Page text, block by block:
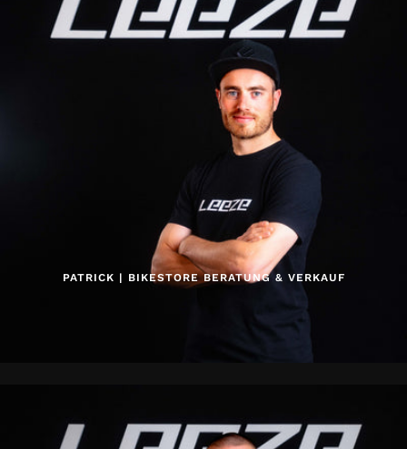
PATRICK | BIKESTORE BERATUNG & VERKAUF